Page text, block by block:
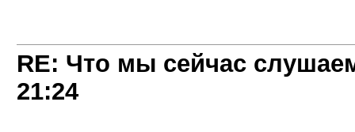
RE: Что мы сейчас
21:24